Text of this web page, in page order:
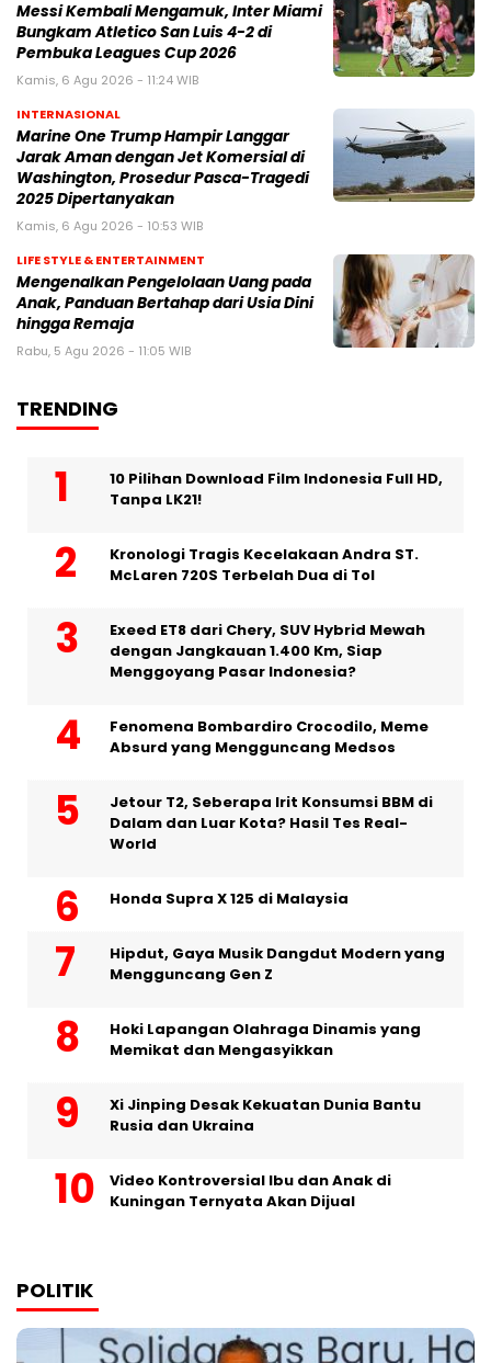
Messi Kembali Mengamuk, Inter Miami
Bungkam Atletico San Luis 4-2 di
Pembuka Leagues Cup 2026
Kamis, 6 Agu 2026 - 11:24 WIB
INTERNASIONAL
Marine One Trump Hampir Langgar
Jarak Aman dengan Jet Komersial di
Washington, Prosedur Pasca-Tragedi
2025 Dipertanyakan
Kamis, 6 Agu 2026 - 10:53 WIB
LIFE STYLE & ENTERTAINMENT
Mengenalkan Pengelolaan Uang pada
Anak, Panduan Bertahap dari Usia Dini
hingga Remaja
Rabu, 5 Agu 2026 - 11:05 WIB
TRENDING
10 Pilihan Download Film Indonesia Full HD,
Tanpa LK21!
Kronologi Tragis Kecelakaan Andra ST.
McLaren 720S Terbelah Dua di Tol
Exeed ET8 dari Chery, SUV Hybrid Mewah
dengan Jangkauan 1.400 Km, Siap
Menggoyang Pasar Indonesia?
Fenomena Bombardiro Crocodilo, Meme
Absurd yang Mengguncang Medsos
Jetour T2, Seberapa Irit Konsumsi BBM di
Dalam dan Luar Kota? Hasil Tes Real-
World
Honda Supra X 125 di Malaysia
Hipdut, Gaya Musik Dangdut Modern yang
Mengguncang Gen Z
Hoki Lapangan Olahraga Dinamis yang
Memikat dan Mengasyikkan
Xi Jinping Desak Kekuatan Dunia Bantu
Rusia dan Ukraina
Video Kontroversial Ibu dan Anak di
Kuningan Ternyata Akan Dijual
POLITIK